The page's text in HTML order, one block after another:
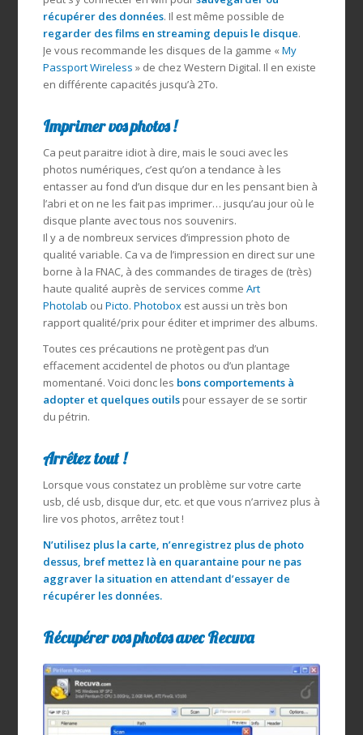
récupérer des données. Il est même possible de
regarder des films en streaming depuis le disque.
Je vous recommande les disques de la gamme «My
Passport Wireless » de chez Western Digital. Il en existe
en différente capacités jusqu’à 2To.
Imprimer vos photos !
Ca peut paraitre idiot à dire, mais le souci avec les
photos numériques, c’est qu’on a tendance à les
entasser au fond d’un disque dur en les pensant bien à
l’abri et on ne les fait pas imprimer… jusqu’au jour où le
disque plante avec tous nos souvenirs.
Il y a de nombreux services d’impression photo de
qualité variable. Ca va de l’impression en direct sur une
borne à la FNAC, à des commandes de tirages de (très)
haute qualité auprès de services comme Art
Photolab ou Picto. Photoboxest aussi un très bon
rapport qualité/prix pour éditer et imprimer des albums.
Toutes ces précautions ne protègent pas d’un
effacement accidentel de photos ou d’un plantage
momentané. Voici donc les bons comportements à
adopter et quelques outilspour essayer de se sortir
du pétrin.
Arrêtez tout !
Lorsque vous constatez un problème sur votre carte
usb, clé usb, disque dur, etc. et que vous n’arrivez plus à
lire vos photos, arrêtez tout !
N’utilisez plus la carte, n’enregistrez plus de photo
dessus, bref mettez là en quarantaine pour ne pas
aggraver la situation en attendant d’essayer de
récupérer les données.
Récupérer vos photos avec Recuva